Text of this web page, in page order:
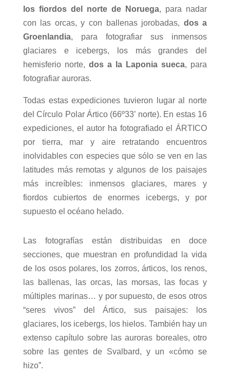
los fiordos del norte de Noruega, para nadar
con las orcas, y con ballenas jorobadas, dos a
Groenlandia, para fotografiar sus inmensos
glaciares e icebergs, los más grandes del
hemisferio norte, dos a la Laponia sueca, para
fotografiar auroras.
Todas estas expediciones tuvieron lugar al norte
del Círculo Polar Ártico (66º33’ norte). En estas 16
expediciones, el autor ha fotografiado el ÁRTICO
por tierra, mar y aire retratando encuentros
inolvidables con especies que sólo se ven en las
latitudes más remotas y algunos de los paisajes
más increíbles: inmensos glaciares, mares y
fiordos cubiertos de enormes icebergs, y por
supuesto el océano helado.
Las fotografías están distribuidas en doce
secciones, que muestran en profundidad la vida
de los osos polares, los zorros, árticos, los renos,
las ballenas, las orcas, las morsas, las focas y
múltiples marinas… y por supuesto, de esos otros
“seres vivos” del Ártico, sus paisajes: los
glaciares, los icebergs, los hielos. También hay un
extenso capítulo sobre las auroras boreales, otro
sobre las gentes de Svalbard, y un «cómo se
hizo”.